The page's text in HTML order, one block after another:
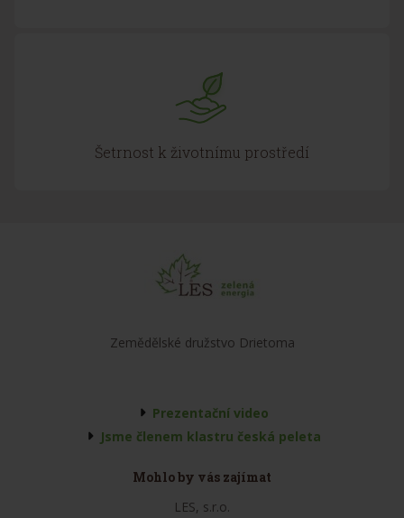
Šetrnost k životnímu prostředí
Zemědělské družstvo Drietoma
Prezentační video
Jsme členem klastru česká peleta
Mohlo by vás zajímat
LES, s.r.o.